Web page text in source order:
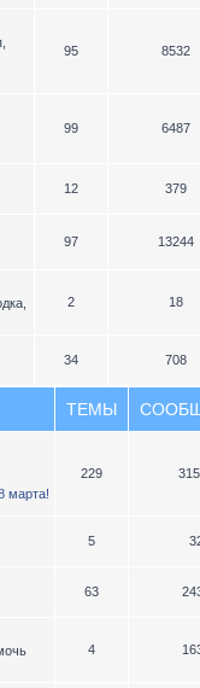
95 8532
99 6487
12 379
97 13244
2 18
34 708
ТЕМЫ
229
5
63
4